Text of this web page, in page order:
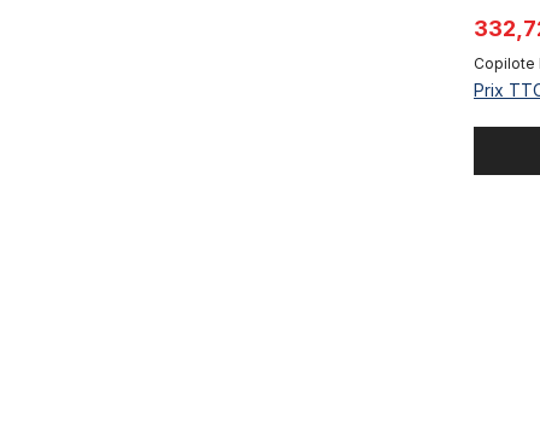
Copilote
Prix
Raw